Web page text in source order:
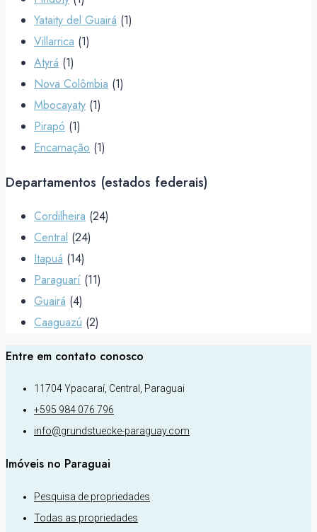
Yataity del Guairá (1)
Villarrica (1)
Atyrá (1)
Nova Colômbia (1)
Mbocayaty (1)
Pirapó (1)
Encarnação (1)
Departamentos (estados federais)
Cordilheira (24)
Central (24)
Itapuá (14)
Paraguarí (11)
Guairá (4)
Caaguazú (2)
Entre em contato conosco
11704 Ypacaraí, Central, Paraguai
+595 984 076 796
info@grundstuecke-paraguay.com
Imóveis no Paraguai
Pesquisa de propriedades
Todas as propriedades